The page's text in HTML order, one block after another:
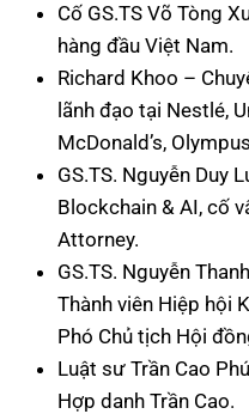
Cố GS.TS Võ Tòng
hàng đầu Việt Nam.
Richard Khoo –
lãnh đạo tại Nestlé,
McDonald’s,
GS.TS. Nguyễn Duy
Blockchain & AI, cố
Attorney.
GS.TS. Nguyễn
Thành viên Hiệp hội
Phó Chủ tịch Hội
Luật sư Trần Cao
Hợp danh Trần Cao.